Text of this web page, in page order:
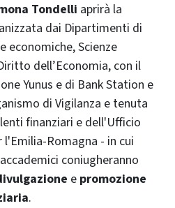
Tondelli aprirà la
dai Dipartimenti di
economiche, Scienze
dell’Economia, con il
Yunus e di Bank Station e
di Vigilanza e tenuta
finanziari e dell'Ufficio
Romagna - in cui
coniugheranno
e promozione
.